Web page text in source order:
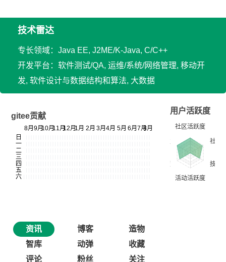
技术雷达
专长领域：Java EE, J2ME/K-Java, C/C++
开发平台：软件测试/QA, 运维/系统/网络管理, 移动开
发, 软件设计与数据结构和算法, 大数据
gitee贡献
用户活跃度
资讯 博客
造物
智库
动弹
收藏
评论
粉丝 关注